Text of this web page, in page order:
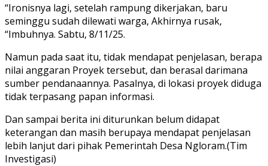
“Ironisnya lagi, setelah rampung dikerjakan, baru
seminggu sudah dilewati warga, Akhirnya rusak,
“Imbuhnya. Sabtu, 8/11/25.
Namun pada saat itu, tidak mendapat penjelasan, berapa
nilai anggaran Proyek tersebut, dan berasal darimana
sumber pendanaannya. Pasalnya, di lokasi proyek diduga
tidak terpasang papan informasi.
Dan sampai berita ini diturunkan belum didapat
keterangan dan masih berupaya mendapat penjelasan
lebih lanjut dari pihak Pemerintah Desa Ngloram.(Tim
Investigasi)